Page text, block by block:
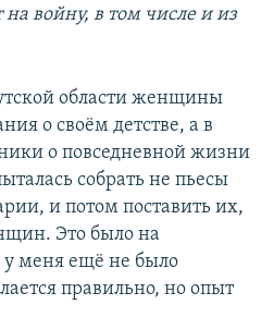
войну, в том числе и из
области женщины
о своём детстве, а в
о повседневной жизни
собрать не пьесы
и потом поставить их,
Это было на
у меня ещё не было
правильно, но опыт